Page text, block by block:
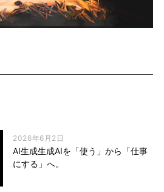
2026年6月2日
AI生成生成AIを「使う」から「仕事
にする」へ。